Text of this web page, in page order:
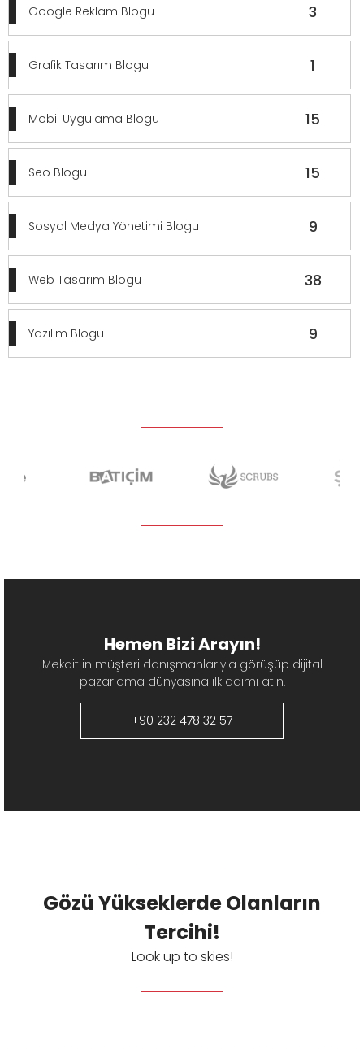
Google Reklam Blogu 3
Grafik Tasarım Blogu 1
Mobil Uygulama Blogu 15
Seo Blogu 15
Sosyal Medya Yönetimi Blogu 9
Web Tasarım Blogu 38
Yazılım Blogu 9
Hemen Bizi Arayın!
Mekait in müşteri danışmanlarıyla görüşüp dijital
pazarlama dünyasına ilk adımı atın.
+90 232 478 32 57
Gözü Yükseklerde Olanların
Tercihi!
Look up to skies!